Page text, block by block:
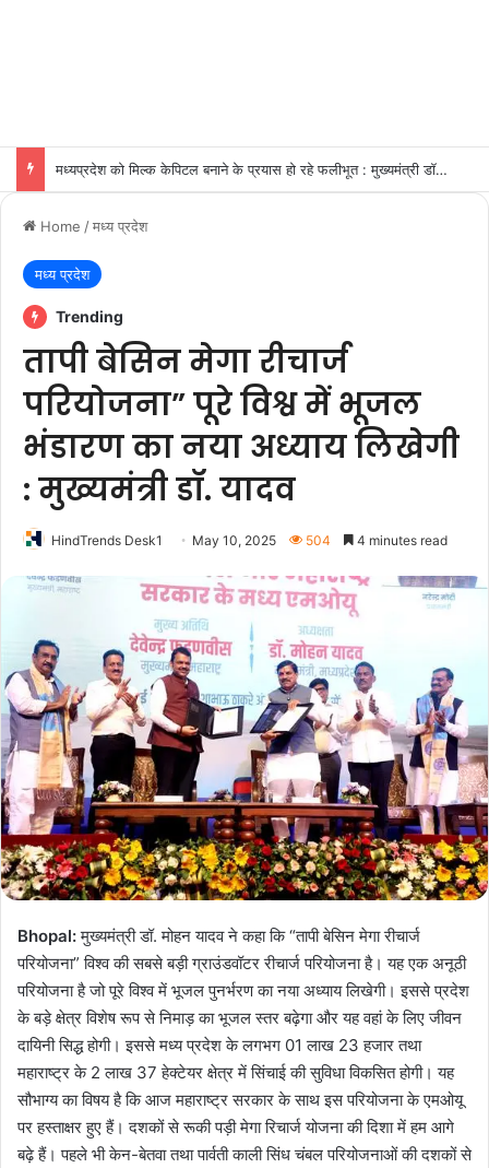
भोपाल और इंदौर-उज्जैन मेट्रोपॉलिटन क्षेत्र नई सड़कों से होगा समृद्ध : मुख्यमंत्री डॉ.यादव
Home /मध्य प्रदेश
मध्य प्रदेश
Trending
तापी बेसिन मेगा रीचार्ज
परियोजना” पूरे विश्व में भूजल
भंडारण का नया अध्याय लिखेगी
: मुख्यमंत्री डॉ. यादव
HindTrends Desk1 May 10, 2025 504 4 minutes read
Bhopal:मुख्यमंत्री डॉ. मोहन यादव ने कहा कि “तापी बेसिन मेगा रीचार्ज
परियोजना” विश्व की सबसे बड़ी ग्राउंडवॉटर रीचार्ज परियोजना है। यह एक अनूठी
परियोजना है जो पूरे विश्व में भूजल पुनर्भरण का नया अध्याय लिखेगी। इससे प्रदेश
के बड़े क्षेत्र विशेष रूप से निमाड़ का भूजल स्तर बढ़ेगा और यह वहां के लिए जीवन
दायिनी सिद्ध होगी। इससे मध्य प्रदेश के लगभग 01 लाख 23 हजार तथा
महाराष्ट्र के 2 लाख 37 हेक्टेयर क्षेत्र में सिंचाई की सुविधा विकसित होगी। यह
सौभाग्य का विषय है कि आज महाराष्ट्र सरकार के साथ इस परियोजना के एमओयू
पर हस्ताक्षर हुए हैं। दशकों से रूकी पड़ी मेगा रिचार्ज योजना की दिशा में हम आगे
बढ़े हैं। पहले भी केन-बेतवा तथा पार्वती काली सिंध चंबल परियोजनाओं की दशकों से